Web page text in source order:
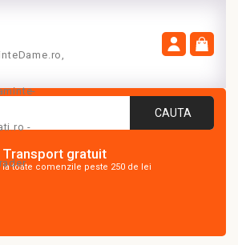
CAUTA
Transport gratuit
la toate comenzile peste 250 de lei